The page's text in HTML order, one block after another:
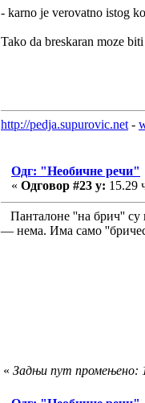
- karno je verovatno istog
Tako da breskaran moze
http://pedja.supurovic.net -
Одг: "Необичне речи"
« Одговор #23 у: 15.29
Панталоне ''на брич'' су
— нема. Има само
« Задњи пут промењено: